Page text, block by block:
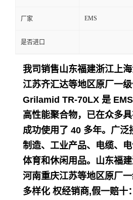
厂家 EMS
是否进口
我司销售山东福建浙江上
江苏齐汇达等地区原厂一
Grilamid TR-70LX 是
高性能聚合物，已在众多
成功使用了 40 多年。 广泛
制造、工业产品、电缆、
体育和休闲用品。 山东福
河南重庆江苏等地区原厂
多样化 权经销商,假一赔十